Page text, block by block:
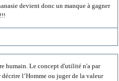
devient donc un manque à gagner
humain. Le concept d'utilité n'a par
l’Homme ou juger de la valeur